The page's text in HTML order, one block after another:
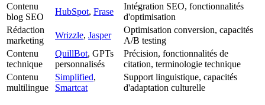
Contenu
blog SEO
HubSpot, Frase
Intégration SEO, fonctionnalités
d'optimisation
Rédaction
marketing
Wrizzle, Jasper
Optimisation conversion, capacités
A/B testing
Contenu
technique
QuillBot, GPTs
personnalisés
Précision, fonctionnalités de
citation, terminologie technique
Contenu
multilingue
Simplified,
Smartcat
Support linguistique, capacités
d'adaptation culturelle